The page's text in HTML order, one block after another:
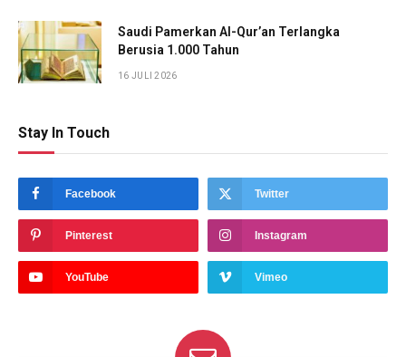
Saudi Pamerkan Al-Qur’an Terlangka
Berusia 1.000 Tahun
16 JULI 2026
Stay In Touch
Facebook Twitter
Pinterest Instagram
YouTube Vimeo